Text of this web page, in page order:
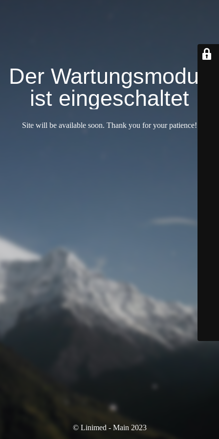
Der Wartungsmodus
ist eingeschaltet
Site will be available soon. Thank you for your patience!
© Linimed - Main 2023